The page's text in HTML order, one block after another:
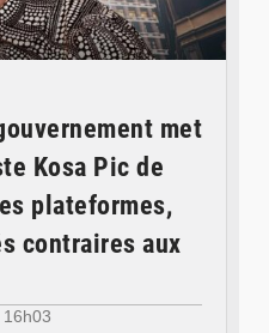
met
Kosa Pic de
plateformes,
contraires aux
16h03